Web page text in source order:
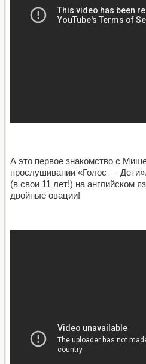
А это первое знакомство с
прослушивании «Голос —
(в свои 11 лет!) на английском
двойные овации!